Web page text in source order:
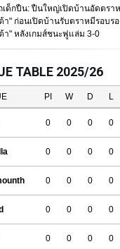
ด็กปืน: ปืนใหญ่เปิดบ้านอัดตรา
" ก่อนเปิดบ้านรับตราหมีรอบร
" หลังเกมส์ชนะฟูแล่ม 3-0
TABLE 2025/26